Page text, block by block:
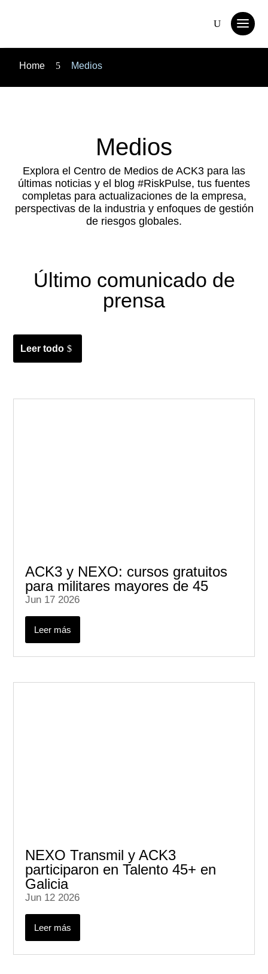
Home 5 Medios
Medios
Explora el Centro de Medios de ACK3 para las
últimas noticias y el blog #RiskPulse, tus fuentes
completas para actualizaciones de la empresa,
perspectivas de la industria y enfoques de gestión
de riesgos globales.
Último comunicado de
prensa
Leer todo
ACK3 y NEXO: cursos gratuitos
para militares mayores de 45
Jun 17 2026
Leer más
NEXO Transmil y ACK3
participaron en Talento 45+ en
Galicia
Jun 12 2026
Leer más